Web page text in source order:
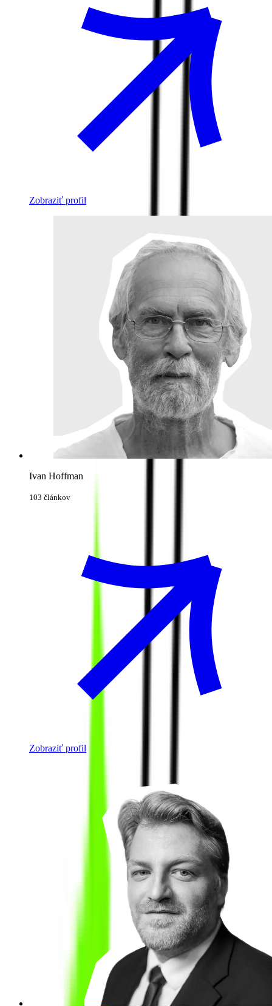
Zobraziť profil
Ivan Hoffman
103 článkov
Zobraziť profil